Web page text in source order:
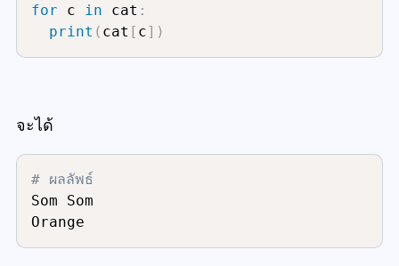
for c in cat :
print ( cat [ c] )
จะได้
# ผลลัพธ์
Som Som
Orange